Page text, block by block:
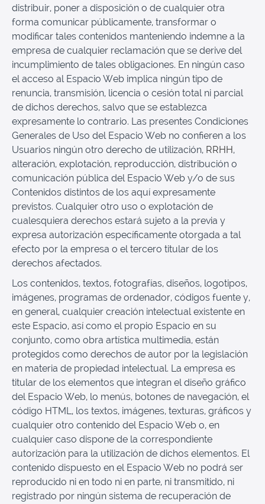
distribuir, poner a disposición o de cualquier otra
forma comunicar públicamente, transformar o
modificar tales contenidos manteniendo indemne a la
empresa de cualquier reclamación que se derive del
incumplimiento de tales obligaciones. En ningún caso
el acceso al Espacio Web implica ningún tipo de
renuncia, transmisión, licencia o cesión total ni parcial
de dichos derechos, salvo que se establezca
expresamente lo contrario. Las presentes Condiciones
Generales de Uso del Espacio Web no confieren a los
Usuarios ningún otro derecho de utilización, RRHH,
alteración, explotación, reproducción, distribución o
comunicación pública del Espacio Web y/o de sus
Contenidos distintos de los aquí expresamente
previstos. Cualquier otro uso o explotación de
cualesquiera derechos estará sujeto a la previa y
expresa autorización específicamente otorgada a tal
efecto por la empresa o el tercero titular de los
derechos afectados.
Los contenidos, textos, fotografías, diseños, logotipos,
imágenes, programas de ordenador, códigos fuente y,
en general, cualquier creación intelectual existente en
este Espacio, así como el propio Espacio en su
conjunto, como obra artística multimedia, están
protegidos como derechos de autor por la legislación
en materia de propiedad intelectual. La empresa es
titular de los elementos que integran el diseño gráfico
del Espacio Web, lo menús, botones de navegación, el
código HTML, los textos, imágenes, texturas, gráficos y
cualquier otro contenido del Espacio Web o, en
cualquier caso dispone de la correspondiente
autorización para la utilización de dichos elementos. El
contenido dispuesto en el Espacio Web no podrá ser
reproducido ni en todo ni en parte, ni transmitido, ni
registrado por ningún sistema de recuperación de